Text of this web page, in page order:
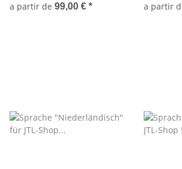
a partir de 99,00 € *
a partir